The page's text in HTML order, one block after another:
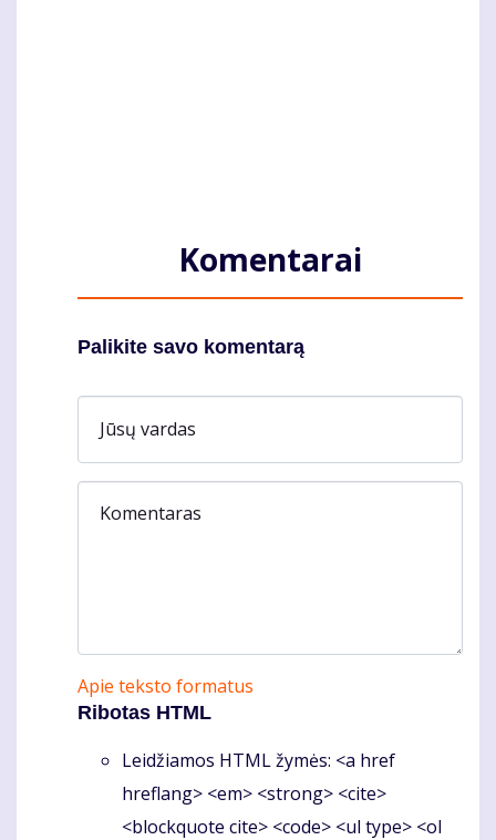
Komentarai
Palikite savo komentarą
Jūsų vardas
Komentaras
Apie teksto formatus
Ribotas HTML
Leidžiamos HTML žymės: <a href
hreflang> <em> <strong> <cite>
<blockquote cite> <code> <ul type> <ol